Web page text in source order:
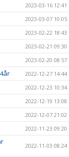
2023-03-16 12:41
2023-03-07 10:05
2023-02-22 18:43
2023-02-21 09:30
2023-02-20 08:57
2022-12-27 14:44
2022-12-23 10:34
2022-12-19 13:08
2022-12-07 21:02
2022-11-23 09:20
2022-11-03 08:24